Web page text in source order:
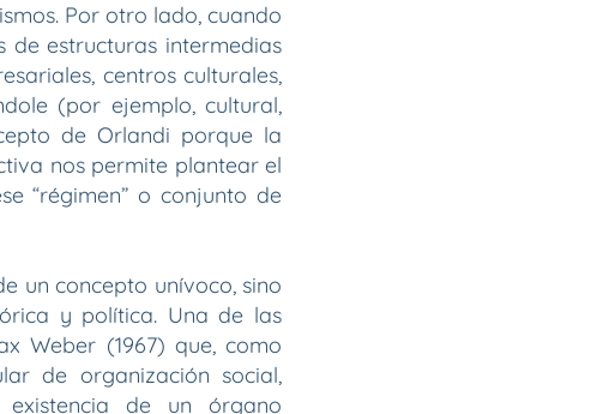
Por otro lado, cuando
de estructuras intermedias
centros culturales,
(por ejemplo, cultural,
de Orlandi porque la
nos permite plantear el
“régimen” o conjunto de
un concepto unívoco, sino
y política. Una de las
Weber (1967) que, como
de organización social,
de un órgano